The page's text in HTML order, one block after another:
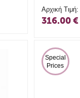
Αρχική Τιμή:
316.00€
Special
Prices